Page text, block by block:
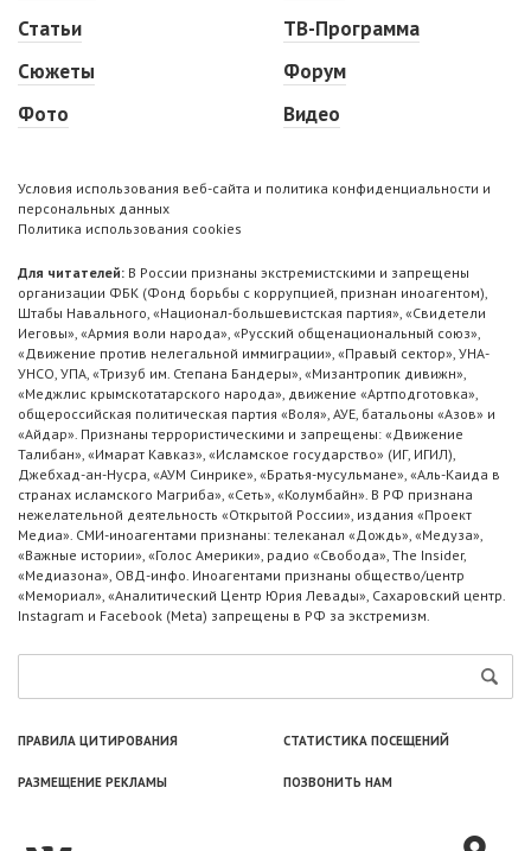
Статьи
Сюжеты
Фото
ТВ-Программа
Форум
Видео
Условия использования веб-сайта и политика конфиденциальности и
персональных данных
Политика использования cookies
Для читателей: В России признаны экстремистскими и запрещены
организации ФБК (Фонд борьбы с коррупцией, признан иноагентом),
Штабы Навального, «Национал-большевистская партия», «Свидетели
Иеговы», «Армия воли народа», «Русский общенациональный союз»,
«Движение против нелегальной иммиграции», «Правый сектор», УНА-
УНСО, УПА, «Тризуб им. Степана Бандеры», «Мизантропик дивижн»,
«Меджлис крымскотатарского народа», движение «Артподготовка»,
общероссийская политическая партия «Воля», АУЕ, батальоны «Азов» и
«Айдар». Признаны террористическими и запрещены: «Движение
Талибан», «Имарат Кавказ», «Исламское государство» (ИГ, ИГИЛ),
Джебхад-ан-Нусра, «АУМ Синрике», «Братья-мусульмане», «Аль-Каида в
странах исламского Магриба», «Сеть», «Колумбайн». В РФ признана
нежелательной деятельность «Открытой России», издания «Проект
Медиа». СМИ-иноагентами признаны: телеканал «Дождь», «Медуза»,
«Важные истории», «Голос Америки», радио «Свобода», The Insider,
«Медиазона», ОВД-инфо. Иноагентами признаны общество/центр
«Мемориал», «Аналитический Центр Юрия Левады», Сахаровский центр.
Instagram и Facebook (Metа) запрещены в РФ за экстремизм.
ПРАВИЛА ЦИТИРОВАНИЯ СТАТИСТИКА ПОСЕЩЕНИЙ
РАЗМЕЩЕНИЕ РЕКЛАМЫ ПОЗВОНИТЬ НАМ